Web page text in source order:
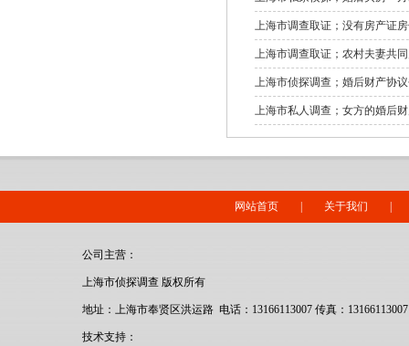
上海市调查取证；没有房产证
上海市调查取证；农村夫妻共
上海市侦探调查；婚后财产协
上海市私人调查；女方的婚后
网站首页 关于我们
公司主营：
上海市侦探调查 版权所有
地址：上海市奉贤区洪运路 电话：13166113007 传真：13166113007
技术支持：